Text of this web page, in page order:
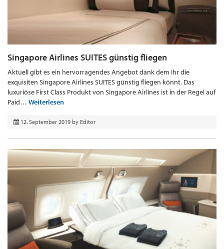
Singapore Airlines SUITES günstig fliegen
Aktuell gibt es ein hervorragendes Angebot dank dem Ihr die
exquisiten Singapore Airlines SUITES günstig fliegen könnt. Das
luxuriöse First Class Produkt von Singapore Airlines ist in der Regel auf
Paid… Weiterlesen
12. September 2019 by Editor